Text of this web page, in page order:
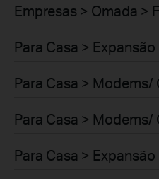
Empresas > Omada >
Para Casa >
Para Casa >
Para Casa >
Para Casa >